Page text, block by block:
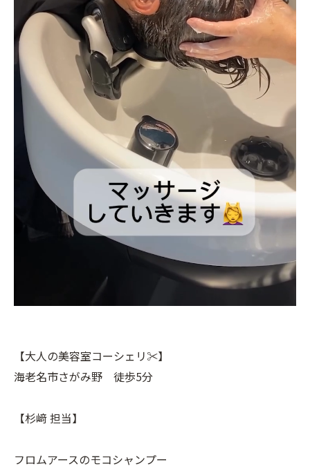
【大人の美容室コーシェリ✂︎】
海老名市さがみ野 徒歩5分
【杉﨑 担当】
フロムアースのモコシャンプー